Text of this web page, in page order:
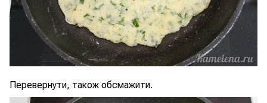
Перевернути, також обсмажити.